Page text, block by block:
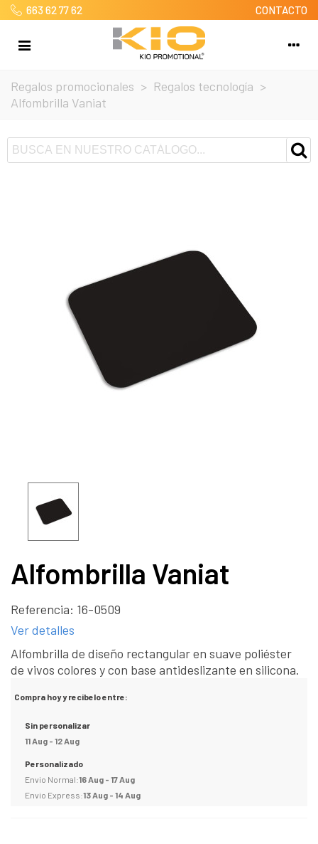
663 62 77 62 CONTACTO
Regalos promocionales > Regalos tecnología >
Alfombrilla Vaniat
Alfombrilla Vaniat
Referencia: 16-0509
Ver detalles
Alfombrilla de diseño rectangular en suave poliéster
de vivos colores y con base antideslizante en silicona.
Compra hoy y recibelo entre:
Sin personalizar
11 Aug - 12 Aug
Personalizado
Envio Normal:16 Aug - 17 Aug
Envio Express:13 Aug - 14 Aug